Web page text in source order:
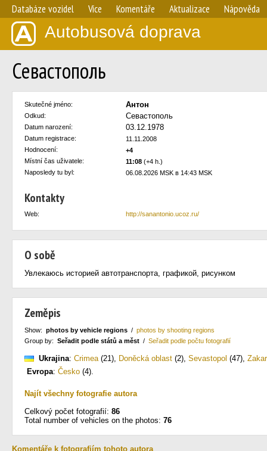
Databáze vozidel Více Komentáře Aktualizace Nápověda
Autobusová doprava
Севастополь
Skutečné jméno: Антон
Odkud: Севастополь
Datum narození: 03.12.1978
Datum registrace:
11.11.2008
Hodnocení:
+4
Místní čas uživatele:
11:08 (+4 h.)
Naposledy tu byl:
06.08.2026 MSK в 14:43 MSK
Kontakty
Web: http://sanantonio.ucoz.ru/
O sobě
Увлекаюсь историей автотранспорта, графикой, рисунком
Zeměpis
Show: photos by vehicle regions / photos by shooting regions
Group by: Seřadit podle států a měst / Seřadit podle počtu fotografií
Ukrajina: Crimea(21), Doněcká oblast (2), Sevastopol (47),
Evropa: Česko (4).
Najít všechny fotografie autora
Celkový počet fotografií: 86
Total number of vehicles on the photos: 76
Komentáře k fotografiím tohoto autora